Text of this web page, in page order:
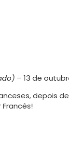
– 13 de
depois